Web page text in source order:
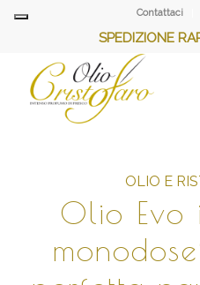
Contattaci
SPEDIZIONE
OLIO E
Olio Evo